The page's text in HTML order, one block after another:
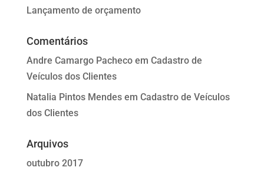
Lançamento de orçamento
Comentários
Andre Camargo Pachecoem Cadastro de
Veículos dos Clientes
Natalia Pintos Mendesem Cadastro de Veículos
dos Clientes
Arquivos
outubro 2017